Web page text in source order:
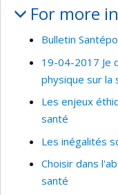
For more
Bulletin
19-04-2017 Je
physique sur la
Les enjeux
santé
Les inégalités
Choisir dans
santé